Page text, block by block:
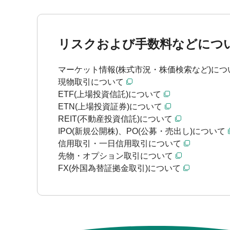
リスクおよび手数料などにつ
マーケット情報(株式市況・株価検索など)につ
現物取引について
ETF(上場投資信託)について
ETN(上場投資証券)について
REIT(不動産投資信託)について
IPO(新規公開株)、PO(公募・売出し)について
信用取引・一日信用取引について
先物・オプション取引について
FX(外国為替証拠金取引)について